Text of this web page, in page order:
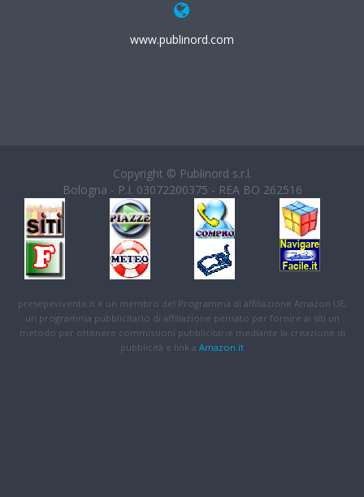
www.publinord.com
Copyright © Publinord s.r.l.
Bologna - P.I. 03072200375 - REA BO 262516
presepevivente.it è un membro del Programma di affiliazione Amazon UE,
un programma pubblicitario di affiliazione pensato per fornire ai siti un
metodo per ottenere commissioni pubblicitarie mediante la creazione di
pubblicità e link a Amazon.it